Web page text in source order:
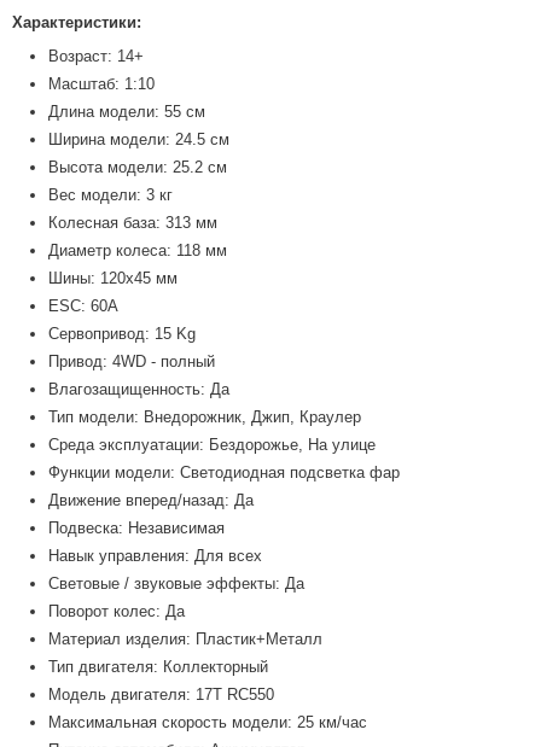
Характеристики:
Возраст: 14+
Масштаб: 1:10
Длина модели: 55 см
Ширина модели: 24.5 см
Высота модели: 25.2 см
Вес модели: 3 кг
Колесная база: 313 мм
Диаметр колеса: 118 мм
Шины: 120х45 мм
ESC: 60A
Сервопривод: 15 Kg
Привод: 4WD - полный
Влагозащищенность: Да
Тип модели: Внедорожник, Джип, Краулер
Среда эксплуатации: Бездорожье, На улице
Функции модели: Светодиодная подсветка фар
Движение вперед/назад: Да
Подвеска: Независимая
Навык управления: Для всех
Световые / звуковые эффекты: Да
Поворот колес: Да
Материал изделия: Пластик+Металл
Тип двигателя: Коллекторный
Модель двигателя: 17T RC550
Максимальная скорость модели: 25 км/час